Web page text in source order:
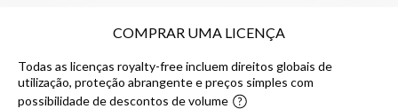
COMPRAR UMA LICENÇA
Todas as licenças royalty-free incluem direitos globais de
utilização, proteção abrangente e preços simples com
possibilidade de descontos de volume